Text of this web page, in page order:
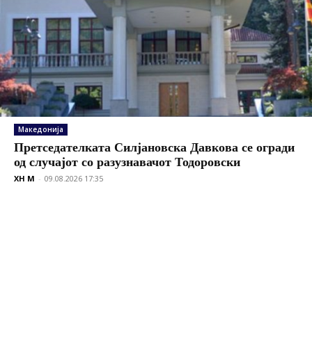
Македонија
Претседателката Силјановска Давкова се огради
од случајот со разузнавачот Тодоровски
XH M - 09.08.2026 17:35